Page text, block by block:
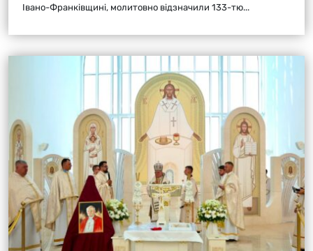
Івано-Франківщині, молитовно відзначили 133-тю...